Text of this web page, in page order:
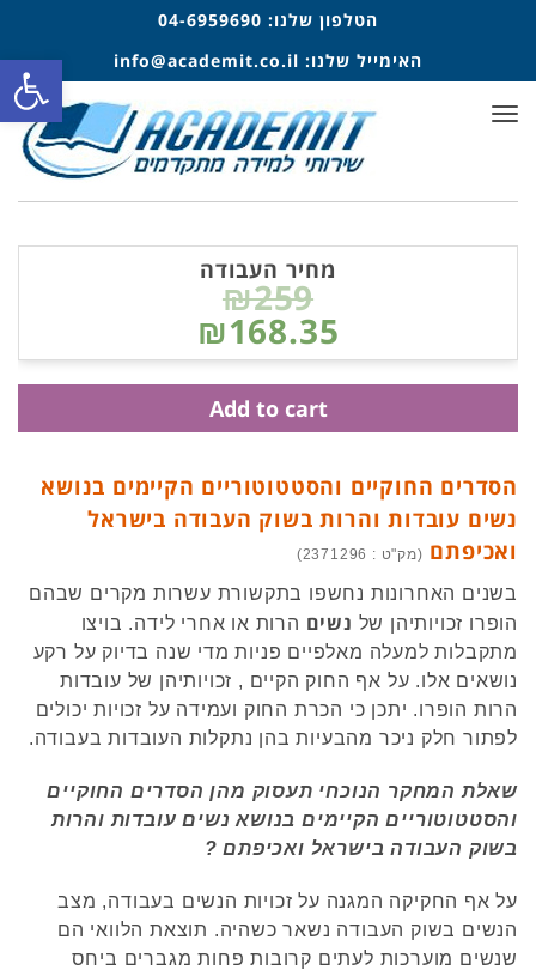
הטלפון שלנו: 04-6959690
האימייל שלנו: info@academit.co.il
תפריט
הסדרים החוקיים והסטטוטוריים הקיימים בנושא
נשים עובדות והרות בשוק העבודה בישראל
ואכיפתם (מק"ט : 2371296)
בשנים האחרונות נחשפו בתקשורת עשרות מקרים שבהם
הופרו זכויותיהן של נשים הרות או אחרי לידה. בויצו
מתקבלות למעלה מאלפיים פניות מדי שנה בדיוק על רקע
נושאים אלו. על אף החוק הקיים , זכויותיהן של עובדות
הרות הופרו. יתכן כי הכרת החוק ועמידה על זכויות יכולים
לפתור חלק ניכר מהבעיות בהן נתקלות העובדות בעבודה.
שאלת המחקר הנוכחי תעסוק מהן הסדרים החוקיים
והסטטוטוריים הקיימים בנושא נשים עובדות והרות
בשוק העבודה בישראל ואכיפתם ?
על אף החקיקה המגנה על זכויות הנשים בעבודה, מצב
הנשים בשוק העבודה נשאר כשהיה. תוצאת הלוואי הם
שנשים מוערכות לעתים קרובות פחות מגברים ביחס
מחיר העבודה
₪259
₪168.35
Add to cart
פתח